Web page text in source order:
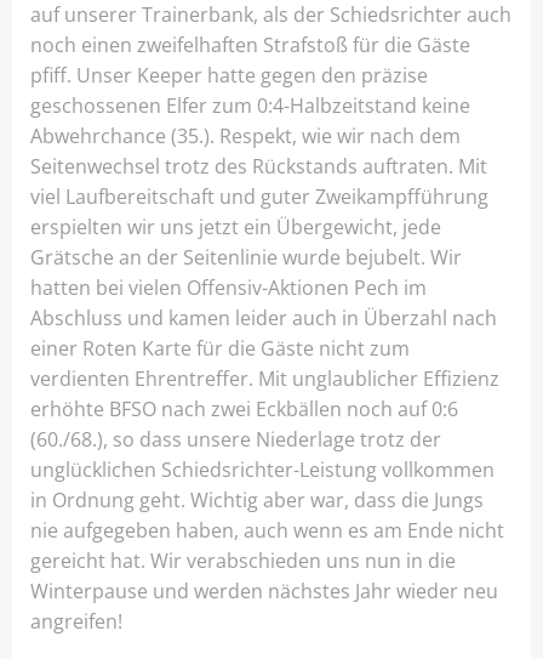
auf unserer Trainerbank, als der Schiedsrichter auch
noch einen zweifelhaften Strafstoß für die Gäste
pfiff. Unser Keeper hatte gegen den präzise
geschossenen Elfer zum 0:4-Halbzeitstand keine
Abwehrchance (35.). Respekt, wie wir nach dem
Seitenwechsel trotz des Rückstands auftraten. Mit
viel Laufbereitschaft und guter Zweikampfführung
erspielten wir uns jetzt ein Übergewicht, jede
Grätsche an der Seitenlinie wurde bejubelt. Wir
hatten bei vielen Offensiv-Aktionen Pech im
Abschluss und kamen leider auch in Überzahl nach
einer Roten Karte für die Gäste nicht zum
verdienten Ehrentreffer. Mit unglaublicher Effizienz
erhöhte BFSO nach zwei Eckbällen noch auf 0:6
(60./68.), so dass unsere Niederlage trotz der
unglücklichen Schiedsrichter-Leistung vollkommen
in Ordnung geht. Wichtig aber war, dass die Jungs
nie aufgegeben haben, auch wenn es am Ende nicht
gereicht hat. Wir verabschieden uns nun in die
Winterpause und werden nächstes Jahr wieder neu
angreifen!